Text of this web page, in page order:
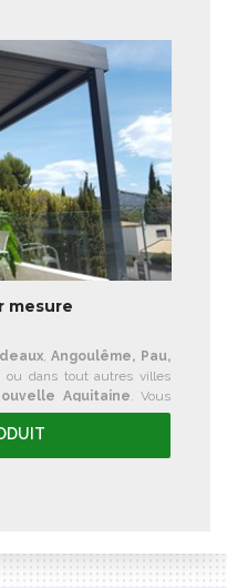
mesure
,Angoulême, Pau,
ou dans tout autres villes
Aquitaine . Vous
votre terrasse cet été,
vente,
.